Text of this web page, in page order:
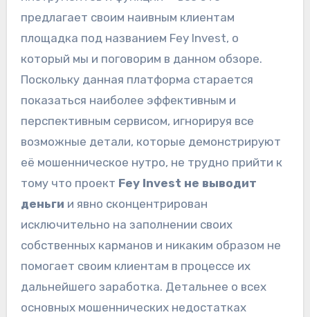
предлагает своим наивным клиентам
площадка под названием Fey Invest, о
который мы и поговорим в данном обзоре.
Поскольку данная платформа старается
показаться наиболее эффективным и
перспективным сервисом, игнорируя все
возможные детали, которые демонстрируют
её мошенническое нутро, не трудно прийти к
тому что проект Fey Invest не выводит
деньги и явно сконцентрирован
исключительно на заполнении своих
собственных карманов и никаким образом не
помогает своим клиентам в процессе их
дальнейшего заработка. Детальнее о всех
основных мошеннических недостатках